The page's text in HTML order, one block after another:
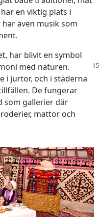
en viktig plats i
även musik som
har blivit en symbol
med naturen.
i jurtor, och i städerna
De fungerar
som gallerier där
mattor och